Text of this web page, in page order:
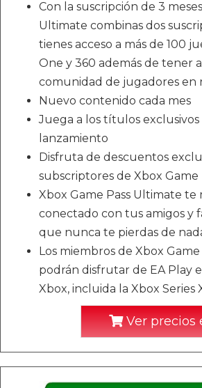
Con la suscripción de 3
Ultimate combinas dos
tienes acceso a más de 100
One y 360 además de tener
comunidad de jugadores en
Nuevo contenido cada mes
Juega a los títulos
lanzamiento
Disfruta de descuentos
subscriptores de Xbox Game
Xbox Game Pass Ultimate te
conectado con tus amigos y
que nunca te pierdas de
Los miembros de Xbox
podrán disfrutar de EA Play
Xbox, incluida la Xbox Series
Ver precios